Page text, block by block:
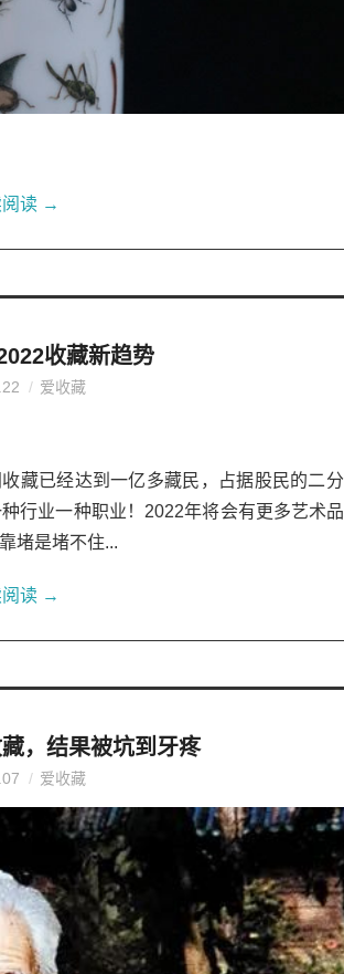
读 →
收藏新趋势
爱收藏
藏已经达到一亿多藏民，占据股民的二
行业一种职业！2022年将会有更多艺术
堵是堵不住...
读 →
，结果被坑到牙疼
爱收藏